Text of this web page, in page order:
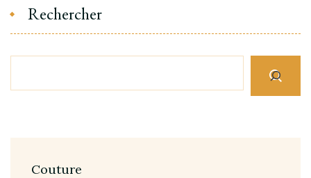
Rechercher
Couture